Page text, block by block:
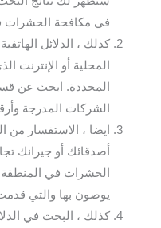
في مكافحة الحشرات
كذلك ، الدلائل
المحلية أو الإنترنت
المحددة. ابحث عن
الشركات المدرجة
ايضا ، الاستفسار من
أصدقائك أو جيرانك
الحشرات في
يوصون بها والتي
كذلك ، البحث في